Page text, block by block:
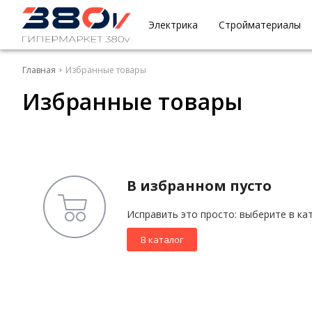
Электрика Стройматериалы
Главная Избранные товары
Избранные товары
В избранном пусто
Исправить это просто: выберите в
В каталог